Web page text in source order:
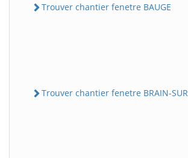
Trouver chantier fenetre BAUGE
Trouver chantier fenetre BRAIN-